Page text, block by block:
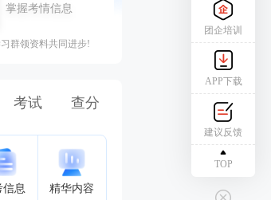
群领资料共同进步!
考试 查分
信息 精华内容
团企培训
APP下载
建议反馈
TOP